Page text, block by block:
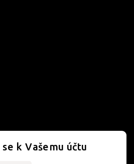
k Vašemu účtu